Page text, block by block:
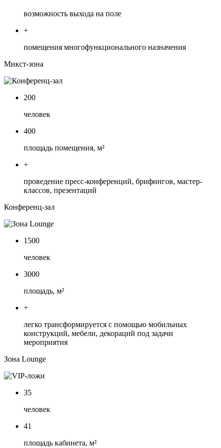
возможность выхода на поле
+
помещения многофункционального назначения
Микст-зона
200
человек
400
площадь помещения, м²
+
проведение пресс-конференций, брифингов, мастер-
классов, презентаций
Конференц-зал
1500
человек
3000
площадь, м²
+
легко трансформируется с помощью мобильных
конструкций, мебели, декораций под задачи
мероприятия
Зона Lounge
35
человек
41
площадь кабинета, м²